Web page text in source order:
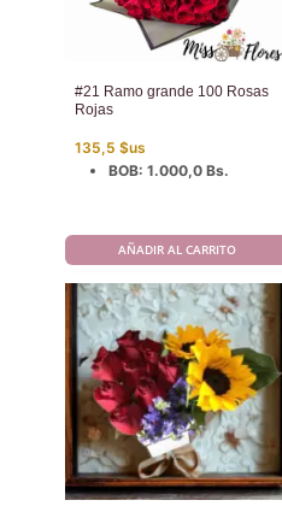
#21 Ramo grande 100 Rosas
Rojas
135,5 $us
BOB: 1.000,0 Bs.
AÑADIR AL CARRITO